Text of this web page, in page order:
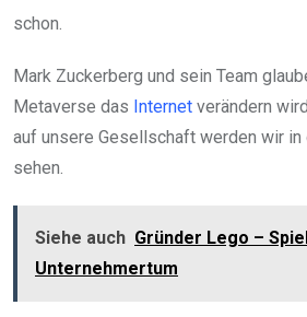
schon.
Mark Zuckerberg und sein Team
Metaverse das Internet verändern
auf unsere Gesellschaft werden wir in
sehen.
Siehe auch Gründer Lego –
Unternehmertum